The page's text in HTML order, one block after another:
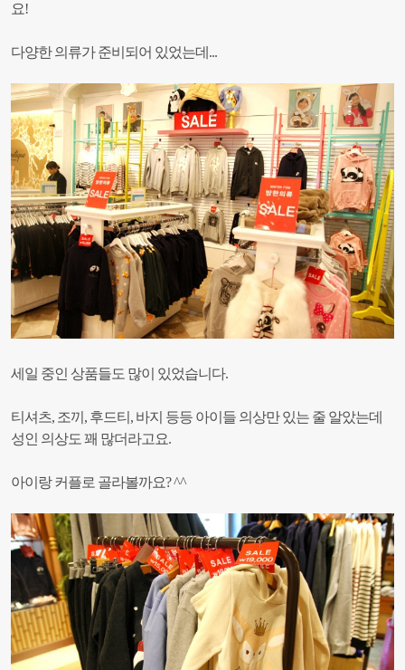
요!
다양한 의류가 준비되어 있었는데...
세일 중인 상품들도 많이 있었습니다.
티셔츠, 조끼, 후드티, 바지 등등 아이들 의상만 있는 줄 알았는데
성인 의상도 꽤 많더라고요.
아이랑 커플로 골라볼까요? ^^